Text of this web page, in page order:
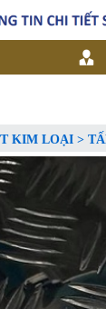
KIM LOẠI >